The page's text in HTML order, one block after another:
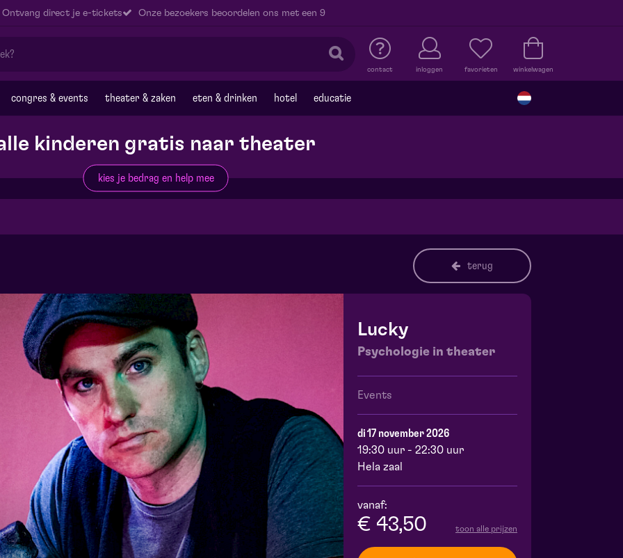
Ontvang direct je e-tickets Onze bezoekers beoordelen ons met een 9
contact inloggen favorieten winkelwagen
congres & events theater & zaken eten & drinken hotel educatie
kinderen gratis naar theater
kies je bedrag en help mee
terug
Lucky
Psychologie in theater
Events
di 17 november 2026
19:30 uur - 22:30 uur
Hela zaal
vanaf:
€ 43,50 toon alle prijzen